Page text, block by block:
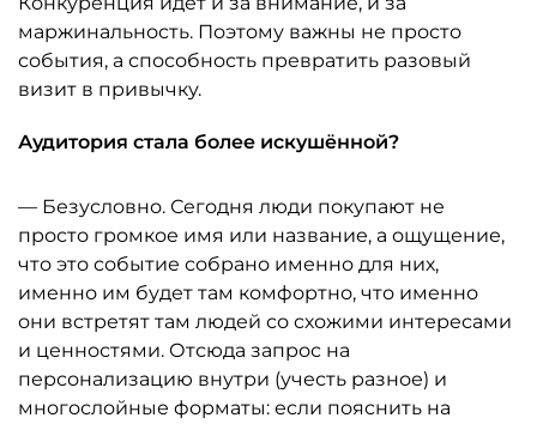
маржинальность. Поэтому важны не просто
события, а способность превратить разовый
визит в привычку.
Аудитория стала более искушённой?
— Безусловно. Сегодня люди покупают не
просто громкое имя или название, а ощущение,
что это событие собрано именно для них,
именно им будет там комфортно, что именно
они встретят там людей со схожими интересами
и ценностями. Отсюда запрос на
персонализацию внутри (учесть разное) и
многослойные форматы: если пояснить на